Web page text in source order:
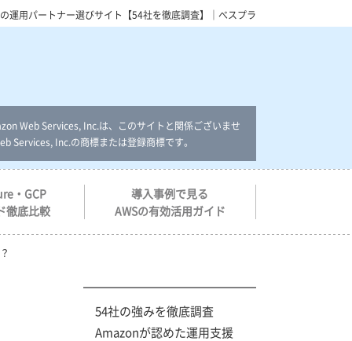
運用パートナー選びサイト【54社を徹底調査】｜べスプラ
Web Services, Inc.は、このサイトと関係ございませ
Services, Inc.の商標または登録商標です。
・GCP
徹底比較
導入事例で見る
AWSの有効活用ガイド
54社の強みを徹底調査
Amazonが認めた運用支援